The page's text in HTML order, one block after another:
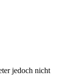
jedoch nicht